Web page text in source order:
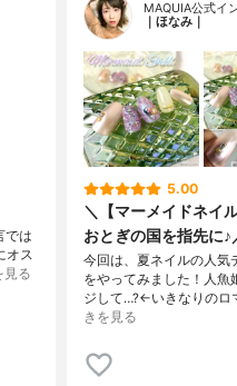
では
オス
見る
MAQUIA公式イ
｜ほなみ｜
5.00
＼【マーメイドネイ
おとぎの国を指先に♪
今回は、夏ネイルの人気
をやってみました！人魚
ジして…?←いきなりのロ
きを見る